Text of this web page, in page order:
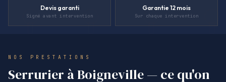
Devis garanti
Signé avant intervention
Garantie 12 mois
Sur chaque intervention
NOS PRESTATIONS
Serrurier à Boigneville — ce qu'on